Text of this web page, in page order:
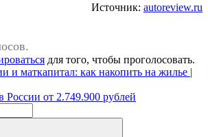
Источник: autoreview.ru
для того, чтобы проголосовать.
и маткапитал: как накопить на жилье |
России от 2.749.900 рублей